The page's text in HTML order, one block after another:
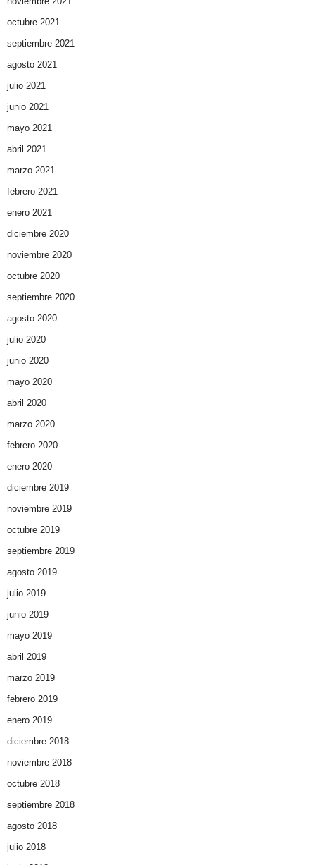
octubre 2021
septiembre 2021
agosto 2021
julio 2021
junio 2021
mayo 2021
abril 2021
marzo 2021
febrero 2021
enero 2021
diciembre 2020
noviembre 2020
octubre 2020
septiembre 2020
agosto 2020
julio 2020
junio 2020
mayo 2020
abril 2020
marzo 2020
febrero 2020
enero 2020
diciembre 2019
noviembre 2019
octubre 2019
septiembre 2019
agosto 2019
julio 2019
junio 2019
mayo 2019
abril 2019
marzo 2019
febrero 2019
enero 2019
diciembre 2018
noviembre 2018
octubre 2018
septiembre 2018
agosto 2018
julio 2018